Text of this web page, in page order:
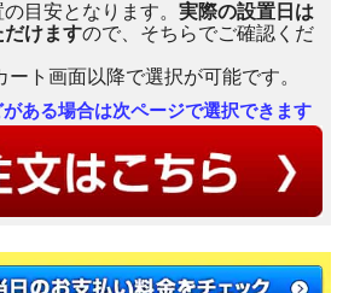
目安となります。 実際の設置日は
だけますので、そちらでご確認くだ
ト画面以降で選択が可能です。
ある場合は次ページで選択できます